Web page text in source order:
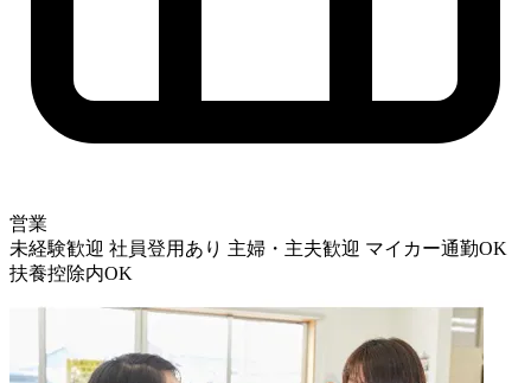
営業
未経験歓迎 社員登用あり 主婦・主夫歓迎 マイカー通勤OK
扶養控除内OK